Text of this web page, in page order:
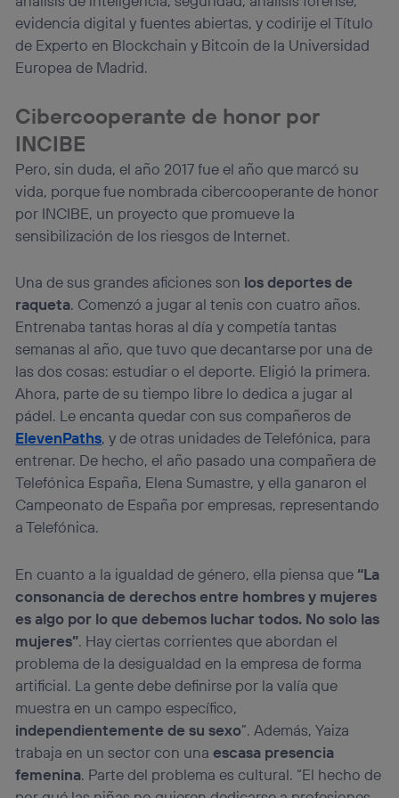
evidencia digital y fuentes abiertas, y codirije el Título
de Experto en Blockchain y Bitcoin de la Universidad
Europea de Madrid.
Cibercooperante de honor por
INCIBE
Pero, sin duda, el año 2017 fue el año que marcó su
vida, porque fue nombrada cibercooperante de honor
por INCIBE, un proyecto que promueve la
sensibilización de los riesgos de Internet.
Una de sus grandes aficiones son los deportes de
raqueta. Comenzó a jugar al tenis con cuatro años.
Entrenaba tantas horas al día y competía tantas
semanas al año, que tuvo que decantarse por una de
las dos cosas: estudiar o el deporte. Eligió la primera.
Ahora, parte de su tiempo libre lo dedica a jugar al
pádel. Le encanta quedar con sus compañeros de
ElevenPaths, y de otras unidades de Telefónica, para
entrenar. De hecho, el año pasado una compañera de
Telefónica España, Elena Sumastre, y ella ganaron el
Campeonato de España por empresas, representando
a Telefónica.
En cuanto a la igualdad de género, ella piensa que “La
consonancia de derechos entre hombres y mujeres
es algo por lo que debemos luchar todos. No solo las
mujeres”. Hay ciertas corrientes que abordan el
problema de la desigualdad en la empresa de forma
artificial. La gente debe definirse por la valía que
muestra en un campo específico,
independientemente de su sexo”. Además, Yaiza
trabaja en un sector con unaescasa presencia
femenina. Parte del problema es cultural. “El hecho de
lo que cualquier persona que conecte su dispositivo y
consienta el uso de la tecnología recibirá el mismo
identificador. Típicamente:
Si utilizas unaconexión de banda ancha
actividades de navegación de los miembros del hogar
que hayan dado su consentimiento.
Si utilizas
personalizado, ya que se basará únicamente en la
navegación del usuario del móvil.
Puedes gestionar los consentimientos Utiq seleccionando
“Administrar Utiq” en la parte inferior de esta página web o
visitando el portal de privacidad de Utiq